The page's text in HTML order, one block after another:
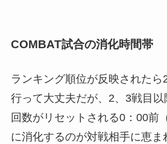
COMBAT試合の消化時間帯
ランキング順位が反映されたら
行って大丈夫だが、2、3戦目
回数がリセットされる0：00前
に消化するのが対戦相手に恵ま